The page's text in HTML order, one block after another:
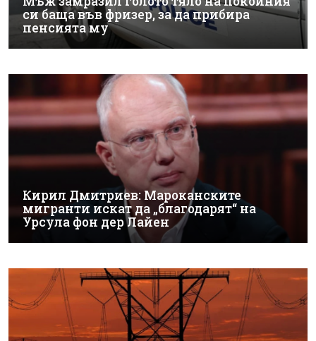
си баща във фризер, за да прибира
пенсията му
Кирил Дмитриев: Мароканските
мигранти искат да „благодарят“ на
Урсула фон дер Лайен